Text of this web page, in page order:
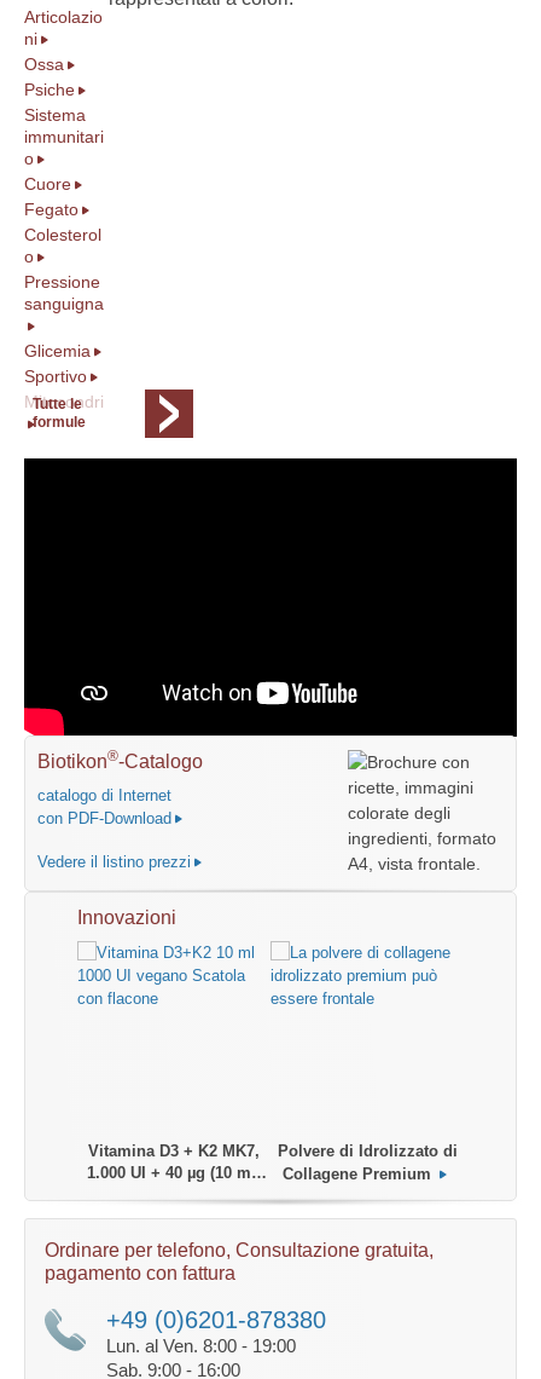
Biotikon®-Catalogo
catalogo di Internet
con PDF-Download
Vedere il listino prezzi
Innovazioni
Vitamina D3 + K2 MK7,
1.000 UI + 40 µg (10 ml)
Polvere di Idrolizzato di
Collagene Premium
Tutte le
formule
Articolazio
ni
Ossa
Psiche
Sistema
immunitari
o
Cuore
Fegato
Colesterol
o
Pressione
sanguigna
Glicemia
Sportivo
Mitocondri
Ordinare per telefono, Consultazione gratuita,
pagamento con fattura
+49 (0)6201-878380
Lun. al Ven. 8:00 - 19:00
Sab. 9:00 - 16:00